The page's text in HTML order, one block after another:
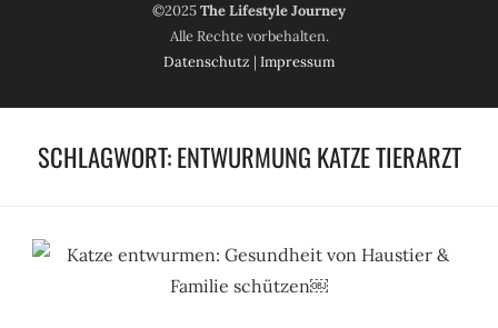
©2025The Lifestyle Journey
Alle Rechte vorbehalten.
Datenschutz | Impressum
SCHLAGWORT:ENTWURMUNG KATZE TIERARZT